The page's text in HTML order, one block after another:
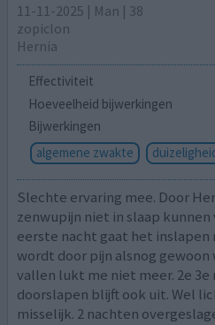
11-11-2025 | Man | 38
zopiclon
Hernia
Effectiviteit
Hoeveelheid bijwerkingen
Bijwerkingen
algemene zwakte
Slechte ervaring mee. Door
zenwupijn niet in slaap kunnen
eerste nacht gaat het
wordt door pijn alsnog gewoon
vallen lukt me niet meer. 2e
doorslapen blijft ook uit. Wel
misselijk. 2 nachten